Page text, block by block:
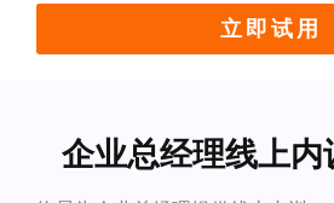
立即试用
企业总经理线上内